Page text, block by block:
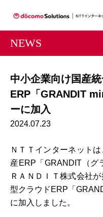
NEWS
中小企業向け国産
ERP「GRANDIT
ーに加入
2024.07.23
ＮＴＴインターネット
産ERP「GRANDIT（グ
ＲＡＮＤＩＴ株式会社
型クラウドERP「
に加入しました。